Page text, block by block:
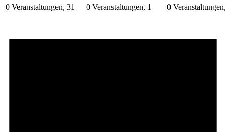
0 Veranstaltungen, 31 0 Veranstaltungen, 1 0